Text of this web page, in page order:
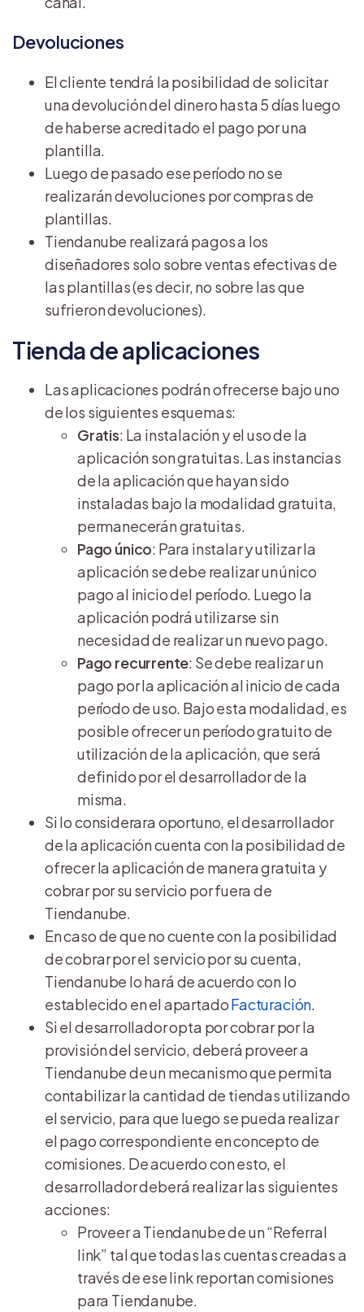
Devoluciones
El cliente tendrá la posibilidad de solicitar
una devolución del dinero hasta 5 días luego
de haberse acreditado el pago por una
plantilla.
Luego de pasado ese período no se
realizarán devoluciones por compras de
plantillas.
Tiendanube realizará pagos a los
diseñadores solo sobre ventas efectivas de
las plantillas (es decir, no sobre las que
sufrieron devoluciones).
Tienda de aplicaciones
Las aplicaciones podrán ofrecerse bajo uno
de los siguientes esquemas:
Gratis: La instalación y el uso de la
aplicación son gratuitas. Las instancias
de la aplicación que hayan sido
instaladas bajo la modalidad gratuita,
permanecerán gratuitas.
Pago único: Para instalar y utilizar la
aplicación se debe realizar un único
pago al inicio del período. Luego la
aplicación podrá utilizarse sin
necesidad de realizar un nuevo pago.
Pago recurrente: Se debe realizar un
pago por la aplicación al inicio de cada
período de uso. Bajo esta modalidad, es
posible ofrecer un período gratuito de
utilización de la aplicación, que será
definido por el desarrollador de la
misma.
Si lo considerara oportuno, el desarrollador
de la aplicación cuenta con la posibilidad de
ofrecer la aplicación de manera gratuita y
cobrar por su servicio por fuera de
Tiendanube.
En caso de que no cuente con la posibilidad
de cobrar por el servicio por su cuenta,
Tiendanube lo hará de acuerdo con lo
establecido en el apartadoFacturación
Si el desarrollador opta por cobrar por la
provisión del servicio, deberá proveer a
Tiendanube de un mecanismo que permita
contabilizar la cantidad de tiendas utilizando
el servicio, para que luego se pueda realizar
el pago correspondiente en concepto de
comisiones. De acuerdo con esto, el
desarrollador deberá realizar las siguientes
acciones:
Proveer a Tiendanube de un “Referral
link” tal que todas las cuentas creadas a
través de ese link reportan comisiones
para Tiendanube.